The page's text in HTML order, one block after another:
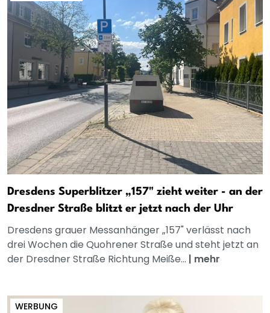
Dresdens Superblitzer „157" zieht weiter - an der
Dresdner Straße blitzt er jetzt nach der Uhr
Dresdens grauer Messanhänger „157" verlässt nach
drei Wochen die Quohrener Straße und steht jetzt an
der Dresdner Straße Richtung Meiße... | mehr
WERBUNG